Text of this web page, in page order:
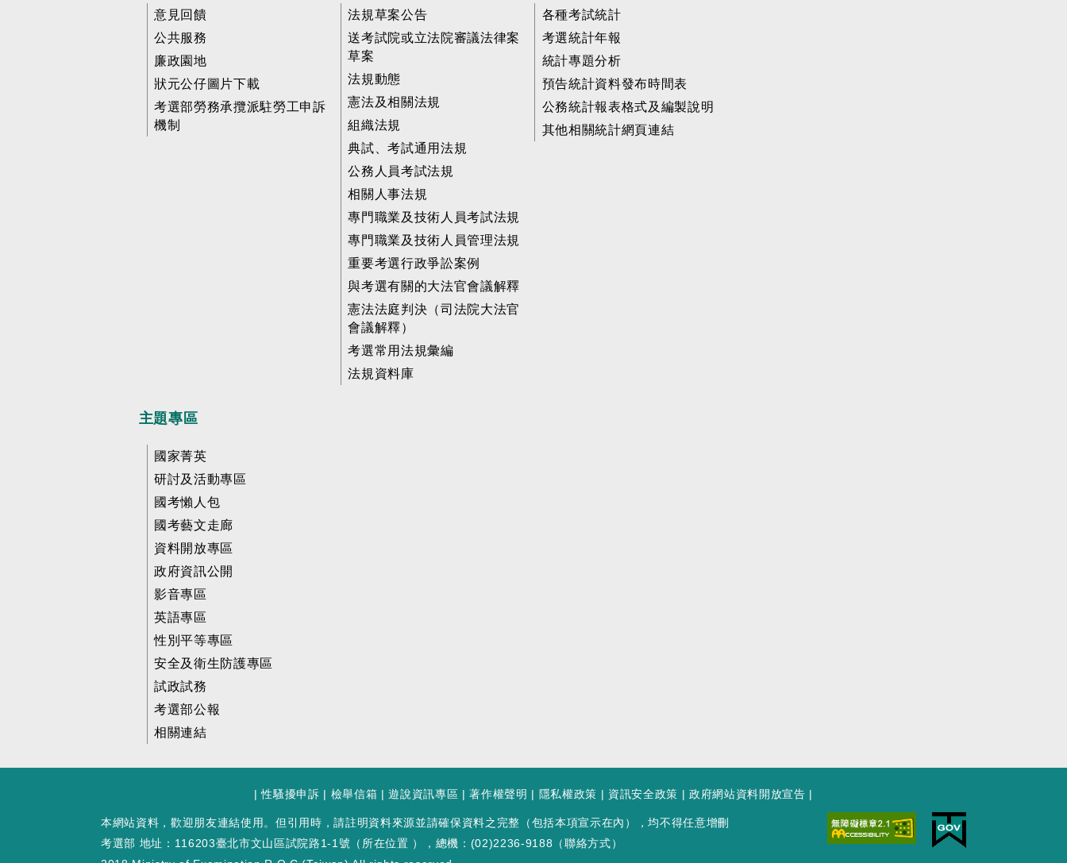
意見回饋
公共服務
廉政園地
狀元公仔圖片下載
考選部勞務承攬派駐勞工申訴
機制
法規草案公告
送考試院或立法院審議法律案
草案
法規動態
憲法及相關法規
組織法規
典試、考試通用法規
公務人員考試法規
相關人事法規
專門職業及技術人員考試法規
專門職業及技術人員管理法規
重要考選行政爭訟案例
與考選有關的大法官會議解釋
憲法法庭判決（司法院大法官
會議解釋）
考選常用法規彙編
法規資料庫
各種考試統計
考選統計年報
統計專題分析
預告統計資料發布時間表
公務統計報表格式及編製說明
其他相關統計網頁連結
主題專區
國家菁英
研討及活動專區
國考懶人包
國考藝文走廊
資料開放專區
政府資訊公開
影音專區
英語專區
性別平等專區
安全及衛生防護專區
試政試務
考選部公報
相關連結
|性騷擾申訴 | 檢舉信箱 |遊說資訊專區 |著作權聲明 | 隱私權政策 | 資訊安全政策 |政府網站資料開放宣告 |
本網站資料，歡迎朋友連結使用。但引用時，請註明資料來源並請確保資料之完整（包括本項宣示在內），均不得任意增刪
考選部 地址：116203臺北市文山區試院路1-1號（ 所在位置 ），總機：(02)2236-9188（聯絡方式）